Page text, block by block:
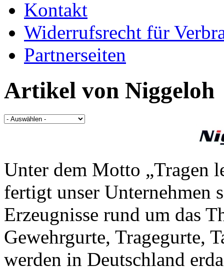
Kontakt
Widerrufsrecht für
Partnerseiten
Artikel von Niggeloh
Unter dem Motto „Tragen
fertigt unser Unternehmen
Erzeugnisse rund um das
Gewehrgurte, Tragegurte,
werden in Deutschland